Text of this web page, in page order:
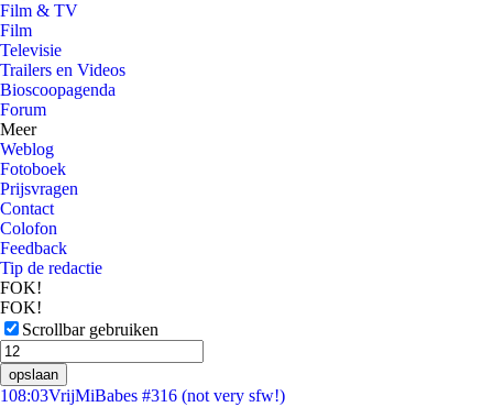
Film & TV
Film
Televisie
Trailers en Videos
Bioscoopagenda
Forum
Meer
Weblog
Fotoboek
Prijsvragen
Contact
Colofon
Feedback
Tip de redactie
FOK!
FOK!
Scrollbar gebruiken
opslaan
108:03VrijMiBabes #316 (not very sfw!)